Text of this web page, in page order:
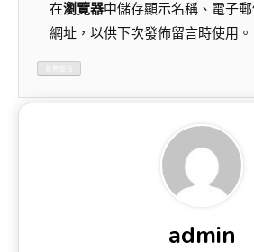
在瀏覽器中儲存顯示名稱、電子
網址，以供下次發佈留言時使用。
admin